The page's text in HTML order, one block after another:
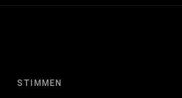
STIMMEN